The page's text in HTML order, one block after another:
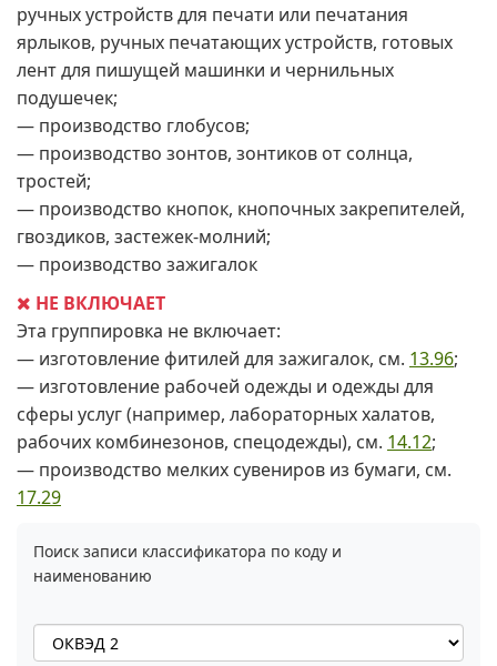
ручных устройств для печати или печатания
ярлыков, ручных печатающих устройств, готовых
лент для пишущей машинки и чернильных
подушечек;
— производство глобусов;
— производство зонтов, зонтиков от солнца,
тростей;
— производство кнопок, кнопочных закрепителей,
гвоздиков, застежек-молний;
— производство зажигалок
НЕ ВКЛЮЧАЕТ
Эта группировка не включает:
— изготовление фитилей для зажигалок, см. 13.96;
— изготовление рабочей одежды и одежды для
сферы услуг (например, лабораторных халатов,
рабочих комбинезонов, спецодежды), см. 14.12;
— производство мелких сувениров из бумаги, см.
17.29
Поиск записи классификатора по коду и
наименованию